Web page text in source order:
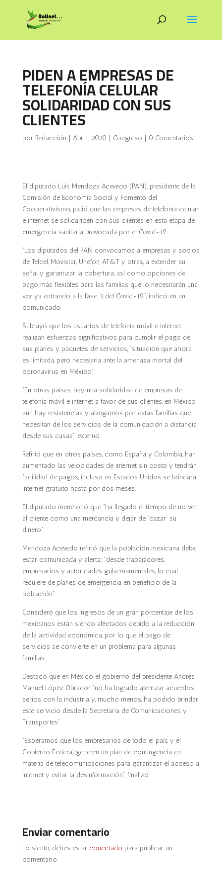
PIDEN A EMPRESAS DE
TELEFONÍA CELULAR
SOLIDARIDAD CON SUS
CLIENTES
por Redacción | Abr 1, 2020 | Congreso | 0 Comentarios
El diputado Luis Mendoza Acevedo (PAN), presidente de la
Comisión de Economía Social y Fomento del
Cooperativismo, pidió que las empresas de telefonía celular
e internet se solidaricen con sus clientes en esta etapa de
emergencia sanitaria provocada por el Covid-19.
“Los diputados del PAN convocamos a empresas y socios
de Telcel, Movistar, Unefon, AT&T y otras, a extender su
señal y garantizar la cobertura, así como opciones de
pago más flexibles para las familias que lo necesitarán una
vez ya entrando a la fase 3 del Covid-19”, indicó en un
comunicado.
Subrayó que los usuarios de telefonía móvil e internet
realizan esfuerzos significativos para cumplir el pago de
sus planes y paquetes de servicios, “situación que ahora
es limitada, pero necesaria ante la amenaza mortal del
coronavirus en México”.
“En otros países, hay una solidaridad de empresas de
telefonía móvil e internet a favor de sus clientes, en México
aún hay resistencias y abogamos por estas familias que
necesitan de los servicios de la comunicación a distancia
desde sus casas”, externó.
Refirió que en otros países, como España y Colombia, han
aumentado las velocidades de internet sin costo y tendrán
facilidad de pagos, incluso en Estados Unidos se brindará
internet gratuito hasta por dos meses.
El diputado mencionó que “ha llegado el tiempo de no ver
al cliente como una mercancía y dejar de ‘cazar’ su
dinero”.
Mendoza Acevedo refirió que la población mexicana debe
estar comunicada y alerta; “desde trabajadores,
empresarios y autoridades gubernamentales, lo cual
requiere de planes de emergencia en beneficio de la
población”.
Consideró que los ingresos de un gran porcentaje de los
mexicanos están siendo afectados debido a la reducción
de la actividad económica, por lo que el pago de
servicios se convierte en un problema para algunas
familias.
Destacó que en México el gobierno del presidente Andrés
Manuel López Obrador “no ha logrado aterrizar acuerdos
serios con la industria y, mucho menos, ha podido brindar
este servicio desde la Secretaría de Comunicaciones y
Transportes”.
“Esperamos que los empresarios de todo el país y el
Gobierno Federal generen un plan de contingencia en
materia de telecomunicaciones para garantizar el acceso a
internet y evitar la desinformación”, finalizó.
Enviar comentario
Lo siento, debes estar conectado para publicar un
comentario.